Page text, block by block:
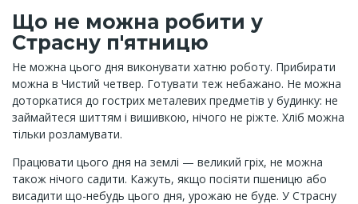
Що не можна робити у
Страсну п'ятницю
Не можна цього дня виконувати хатню роботу. Прибирати
можна в Чистий четвер. Готувати теж небажано. Не можна
доторкатися до гострих металевих предметів у будинку: не
займайтеся шиттям і вишивкою, нічого не ріжте. Хліб можна
тільки розламувати.
Працювати цього дня на землі — великий гріх, не можна
також нічого садити. Кажуть, якщо посіяти пшеницю або
висадити що-небудь цього дня, урожаю не буде. У Страсну